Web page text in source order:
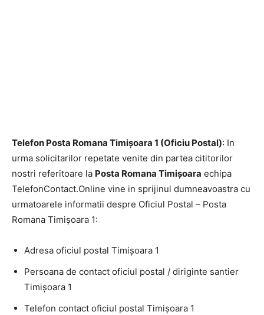
Telefon Posta Romana Timişoara 1 (Oficiu Postal): In
urma solicitarilor repetate venite din partea cititorilor
nostri referitoare la Posta Romana Timişoara echipa
TelefonContact.Online vine in sprijinul dumneavoastra cu
urmatoarele informatii despre Oficiul Postal – Posta
Romana Timişoara 1:
Adresa oficiul postal Timişoara 1
Persoana de contact oficiul postal / diriginte santier
Timişoara 1
Telefon contact oficiul postal Timişoara 1